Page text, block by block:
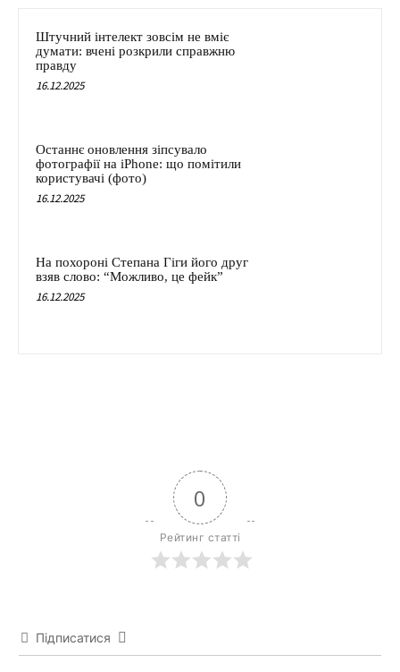
Штучний інтелект зовсім не вміє
думати: вчені розкрили справжню
правду
16.12.2025
Останнє оновлення зіпсувало
фотографії на iPhone: що помітили
користувачі (фото)
16.12.2025
На похороні Степана Гіги його друг
взяв слово: “Можливо, це фейк”
16.12.2025
0
Рейтинг статті
Підписатися